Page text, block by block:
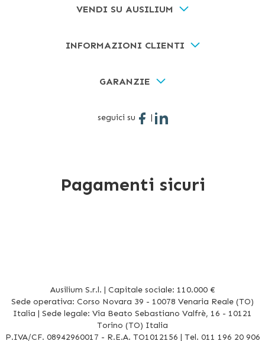
VENDI SU AUSILIUM
INFORMAZIONI CLIENTI
GARANZIE
seguici su |
Pagamenti sicuri
Ausilium S.r.l. | Capitale sociale: 110.000 €
Sede operativa: Corso Novara 39 - 10078 Venaria Reale (TO)
Italia | Sede legale: Via Beato Sebastiano Valfrè, 16 - 10121
Torino (TO) Italia
P.IVA/CF. 08942960017 - R.E.A. TO1012156 | Tel. 011 196 20 906